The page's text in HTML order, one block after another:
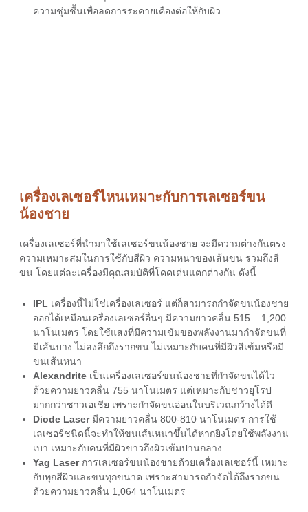
ความชุ่มชื้นเพื่อลดการระคายเคืองต่อให้กับผิว
เครื่องเลเซอร์ไหนเหมาะกับการเลเซอร์ขน
น้องชาย
เครื่องเลเซอร์ที่นำมาใช้เลเซอร์ขนน้องชาย จะมีความต่างกันตรง
ความเหมาะสมในการใช้กับสีผิว ความหนาของเส้นขน รวมถึงสี
ขน โดยแต่ละเครื่องมีคุณสมบัติที่โดดเด่นแตกต่างกัน ดังนี้
IPL เครื่องนี้ไม่ใช่เครื่องเลเซอร์ แต่ก็สามารถกำจัดขนน้องชาย
ออกได้เหมือนเครื่องเลเซอร์อื่นๆ มีความยาวคลื่น 515 – 1,200
นาโนเมตร โดยใช้แสงที่มีความเข้มของพลังงานมากำจัดขนที่
มีเส้นบาง ไม่ลงลึกถึงรากขน ไม่เหมาะกับคนที่มีผิวสีเข้มหรือมี
ขนเส้นหนา
Alexandrite เป็นเครื่องเลเซอร์ขนน้องชายที่กำจัดขนได้ไว
ด้วยความยาวคลื่น 755 นาโนเมตร แต่เหมาะกับชาวยุโรป
มากกว่าชาวเอเชีย เพราะกำจัดขนอ่อนในบริเวณกว้างได้ดี
Diode Laser มีความยาวคลื่น 800-810 นาโนเมตร การใช้
เลเซอร์ชนิดนี้จะทำให้ขนเส้นหนาขึ้นได้หากยิงโดยใช้พลังงาน
เบา เหมาะกับคนที่มีผิวขาวถึงผิวเข้มปานกลาง
Yag Laser การเลเซอร์ขนน้องชายด้วยเครื่องเลเซอร์นี้ เหมาะ
กับทุกสีผิวและขนทุกขนาด เพราะสามารถกำจัดได้ถึงรากขน
ด้วยความยาวคลื่น 1,064 นาโนเมตร